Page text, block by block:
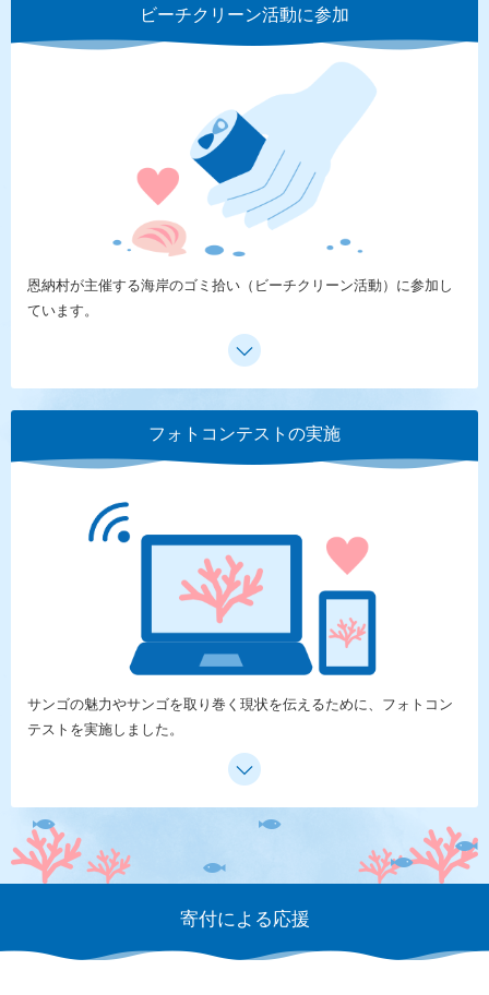
ビーチクリーン活動に参加
恩納村が主催する海岸のゴミ拾い（ビーチクリーン活動）に参加し
ています。
フォトコンテストの実施
サンゴの魅力やサンゴを取り巻く現状を伝えるために、フォトコン
テストを実施しました。
寄付による応援